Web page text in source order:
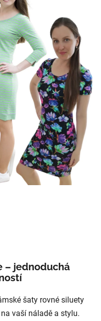
– jednoduchá
šaty rovné siluety
vaší náladě a stylu.